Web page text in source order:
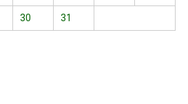
30 31